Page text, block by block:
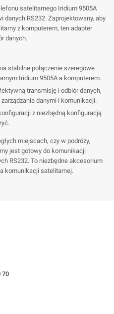
satelitarnego Iridium 9505A
danych RS232. Zaprojektowany, aby
z komputerem, ten adapter
danych.
stabilne połączenie szeregowe
Iridium 9505A a komputerem.
transmisję i odbiór danych,
danymi i komunikacji.
z niezbędną konfiguracją
miejscach, czy w podróży,
jest gotowy do komunikacji
RS232. To niezbędne akcesorium
komunikacji satelitarnej.
70